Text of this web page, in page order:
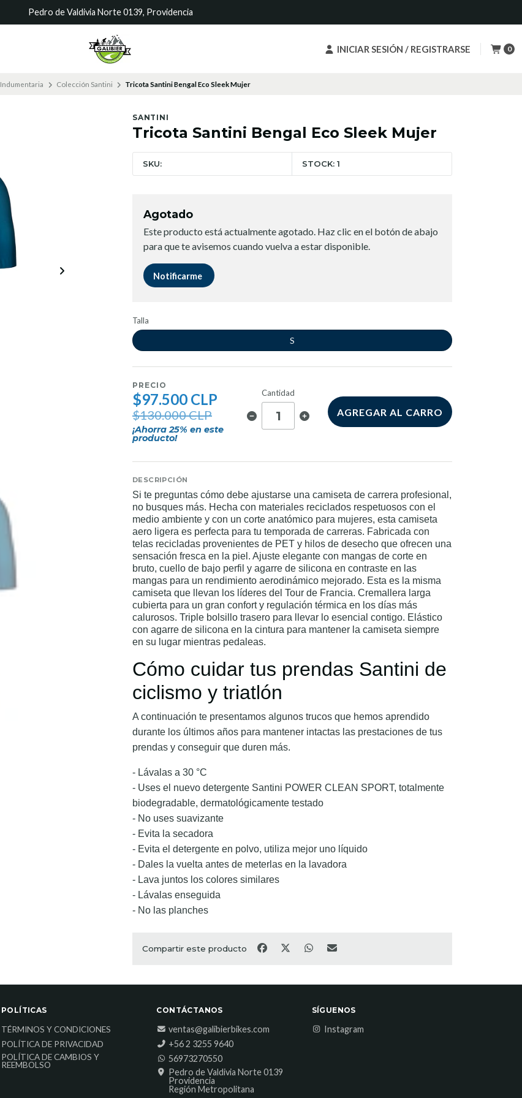
INICIAR SESIÓN / REGISTRARSE 0
Pedro de Valdivia Norte 0139, Providencia
Indumentaria Colección Santini Tricota Santini Bengal Eco Sleek Mujer
SANTINI
Tricota Santini Bengal Eco Sleek Mujer
SKU: STOCK: 1
Agotado
Este producto está actualmente agotado. Haz clic en el botón de abajo
para que te avisemos cuando vuelva a estar disponible.
Notificarme
Talla
S
PRECIO
$97.500 CLP
$130.000 CLP
¡Ahorra 25% en este
producto!
Cantidad
AGREGAR AL CARRO
DESCRIPCIÓN
Si te preguntas cómo debe ajustarse una camiseta de carrera profesional,
no busques más. Hecha con materiales reciclados respetuosos con el
medio ambiente y con un corte anatómico para mujeres, esta camiseta
aero ligera es perfecta para tu temporada de carreras. Fabricada con
telas recicladas provenientes de PET y hilos de desecho que ofrecen una
sensación fresca en la piel. Ajuste elegante con mangas de corte en
bruto, cuello de bajo perfil y agarre de silicona en contraste en las
mangas para un rendimiento aerodinámico mejorado. Esta es la misma
camiseta que llevan los líderes del Tour de Francia. Cremallera larga
cubierta para un gran confort y regulación térmica en los días más
calurosos. Triple bolsillo trasero para llevar lo esencial contigo. Elástico
con agarre de silicona en la cintura para mantener la camiseta siempre
en su lugar mientras pedaleas.
Cómo cuidar tus prendas Santini de
ciclismo y triatlón
A continuación te presentamos algunos trucos que hemos aprendido
durante los últimos años para mantener intactas las prestaciones de tus
prendas y conseguir que duren más.
- Lávalas a 30 °C
- Uses el nuevo detergente Santini POWER CLEAN SPORT, totalmente
biodegradable, dermatológicamente testado
- No uses suavizante
- Evita la secadora
- Evita el detergente en polvo, utiliza mejor uno líquido
- Dales la vuelta antes de meterlas en la lavadora
- Lava juntos los colores similares
- Lávalas enseguida
- No las planches
Compartir este producto
POLÍTICAS
TÉRMINOS Y CONDICIONES
POLÍTICA DE PRIVACIDAD
POLÍTICA DE CAMBIOS Y
REEMBOLSO
CONTÁCTANOS
ventas@galibierbikes.com
‎+56 2 3255 9640
56973270550
Pedro de Valdivia Norte 0139
Providencia
Región Metropolitana
SÍGUENOS
Instagram